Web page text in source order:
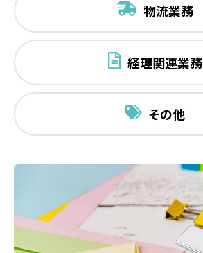
物流業務
経理関連業務
その他